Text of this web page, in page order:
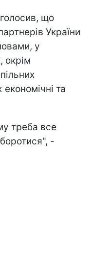
що
України
у
окрім
та
треба все
-